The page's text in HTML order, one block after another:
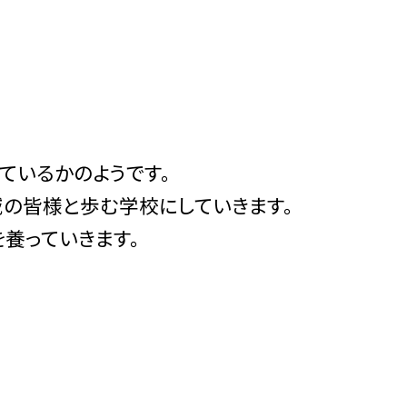
るかのようです。
皆様と歩む学校にしていきます。
っていきます。